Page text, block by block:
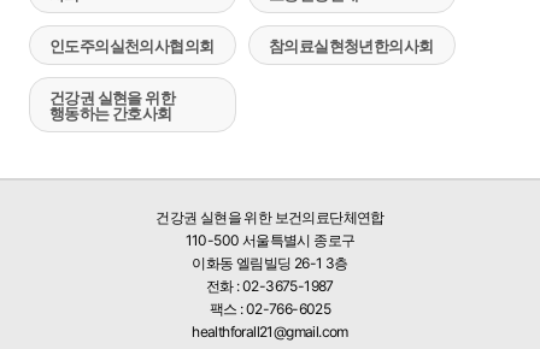
인도주의실천의사협의회 참의료실현청년한의사회
건강권 실현을 위한
행동하는 간호사회
건강권 실현을 위한 보건의료단체연합
110-500 서울특별시 종로구
이화동 엘림빌딩 26-1 3층
전화 : 02-3675-1987
팩스 : 02-766-6025
healthforall21@gmail.com